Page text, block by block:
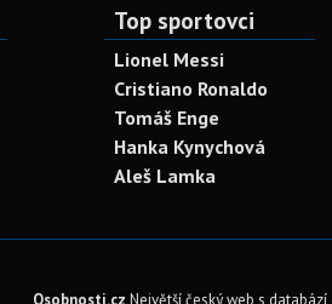
Top sportovci
Lionel Messi
Cristiano Ronaldo
Tomáš Enge
Hanka Kynychová
Aleš Lamka
Osobnosti.cz Největší český web s